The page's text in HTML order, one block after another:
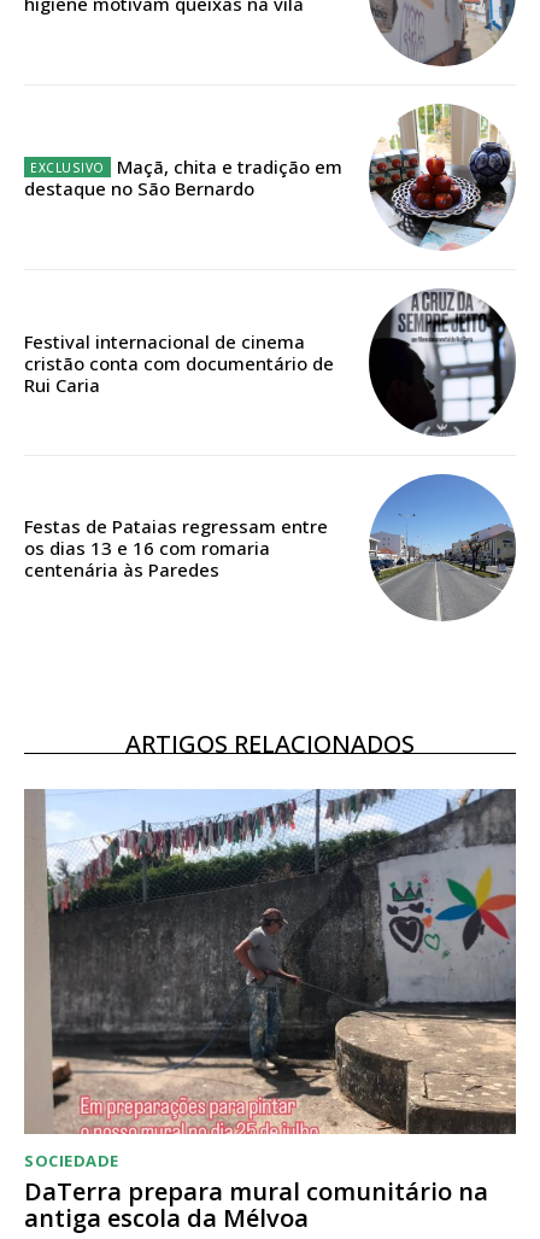
Edição em papel entregue à Quinta-feira em sua
casa
Acesso aos conteúdos Exclusivos para
Escolha o plano
DIGITAL ANUAL
Acesso ao conteúdo online
Ofertas para assinatura anual
Escolha o plano
Maçã, chita e tradição em
destaque no São Bernardo
Festival internacional de cinema
cristão conta com documentário de
Rui Caria
Festas de Pataias regressam entre
os dias 13 e 16 com romaria
centenária às Paredes
ARTIGOS RELACIONADOS
SOCIEDADE
DaTerra prepara mural comunitário na
antiga escola da Mélvoa